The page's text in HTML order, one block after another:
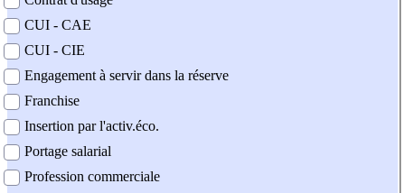
CUI - CAE
CUI - CIE
Engagement à servir dans la réserve
Franchise
Insertion par l'activ.éco.
Portage salarial
Profession commerciale